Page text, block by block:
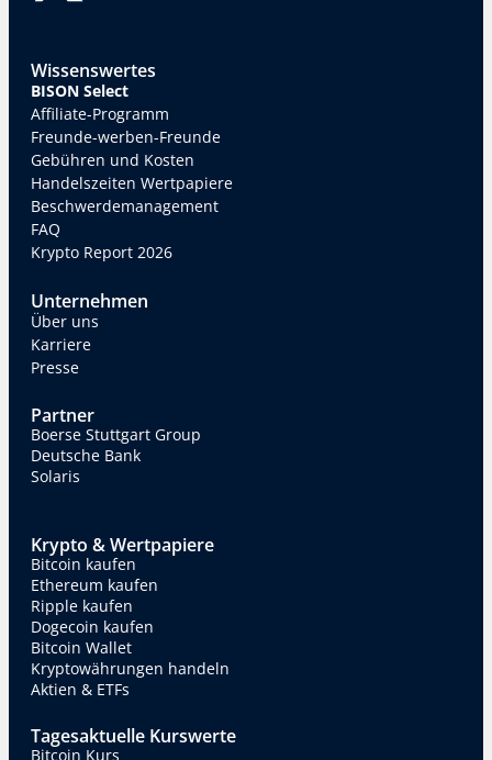
Wissenswertes
BISON Select
Affiliate-Programm
Freunde-werben-Freunde
Gebühren und Kosten
Handelszeiten Wertpapiere
Beschwerdemanagement
FAQ
Krypto Report 2026
Unternehmen
Über uns
Karriere
Presse
Partner
Boerse Stuttgart Group
Deutsche Bank
Solaris
Krypto & Wertpapiere
Bitcoin kaufen
Ethereum kaufen
Ripple kaufen
Dogecoin kaufen
Bitcoin Wallet
Kryptowährungen handeln
Aktien & ETFs
Tagesaktuelle Kurswerte
Bitcoin Kurs